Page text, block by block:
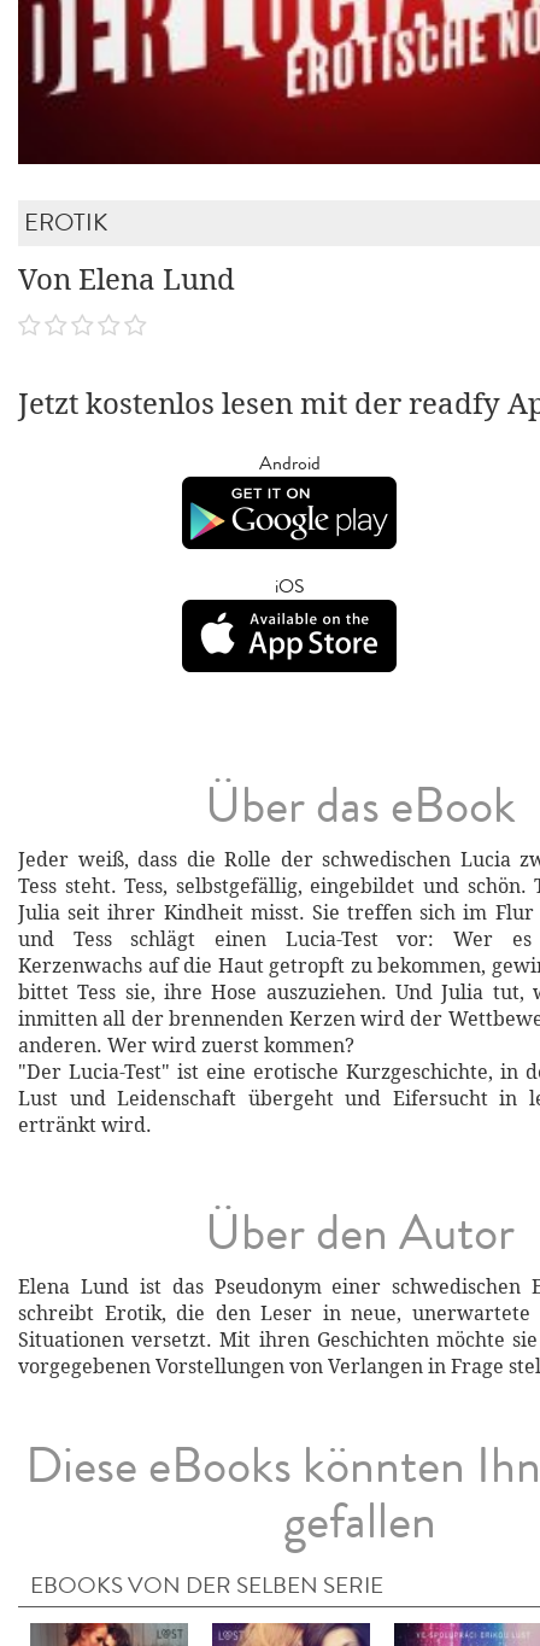
EROTIK
Von Elena Lund
Jetzt kostenlos lesen mit der readfy
Android
iOS
Über das eBook
Jeder weiß, dass die Rolle der schwedischen Lucia
Tess steht. Tess, selbstgefällig, eingebildet und schön.
Julia seit ihrer Kindheit misst. Sie treffen sich im Flur
und Tess schlägt einen Lucia-Test vor: Wer es
Kerzenwachs auf die Haut getropft zu bekommen,
bittet Tess sie, ihre Hose auszuziehen. Und Julia tut,
inmitten all der brennenden Kerzen wird der
anderen. Wer wird zuerst kommen?
"Der Lucia-Test" ist eine erotische Kurzgeschichte, in
Lust und Leidenschaft übergeht und Eifersucht in
ertränkt wird.
Über den Autor
Elena Lund ist das Pseudonym einer schwedischen
schreibt Erotik, die den Leser in neue, unerwartete
Situationen versetzt. Mit ihren Geschichten möchte
vorgegebenen Vorstellungen von Verlangen in Frage
Diese eBooks könnten
gefallen
EBOOKS VON DER SELBEN SERIE